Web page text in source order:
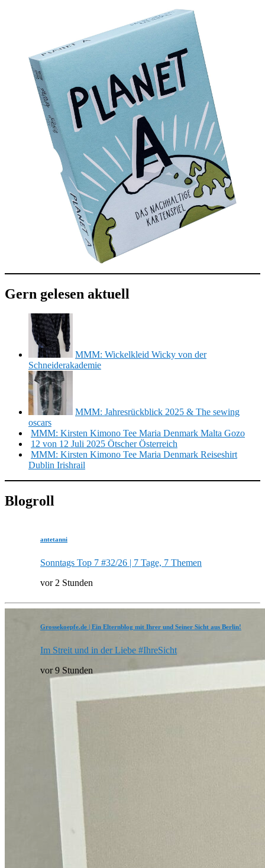
Gern gelesen aktuell
MMM: Wickelkleid Wicky von der
Schneiderakademie
MMM: Jahresrückblick 2025 & The sewing
oscars
MMM: Kirsten Kimono Tee Maria Denmark Malta Gozo
12 von 12 Juli 2025 Ötscher Österreich
MMM: Kirsten Kimono Tee Maria Denmark Reiseshirt
Dublin Irishrail
Blogroll
antetanni
Sonntags Top 7 #32/26 | 7 Tage, 7 Themen
vor 2 Stunden
Grossekoepfe.de | Ein Elternblog mit Ihrer und Seiner Sicht aus Berlin!
Im Streit und in der Liebe #IhreSicht
vor 9 Stunden